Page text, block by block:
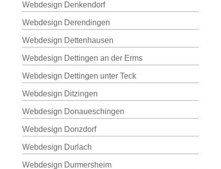
Webdesign Denkendorf
Webdesign Derendingen
Webdesign Dettenhausen
Webdesign Dettingen an der Erms
Webdesign Dettingen unter Teck
Webdesign Ditzingen
Webdesign Donaueschingen
Webdesign Donzdorf
Webdesign Durlach
Webdesign Durmersheim